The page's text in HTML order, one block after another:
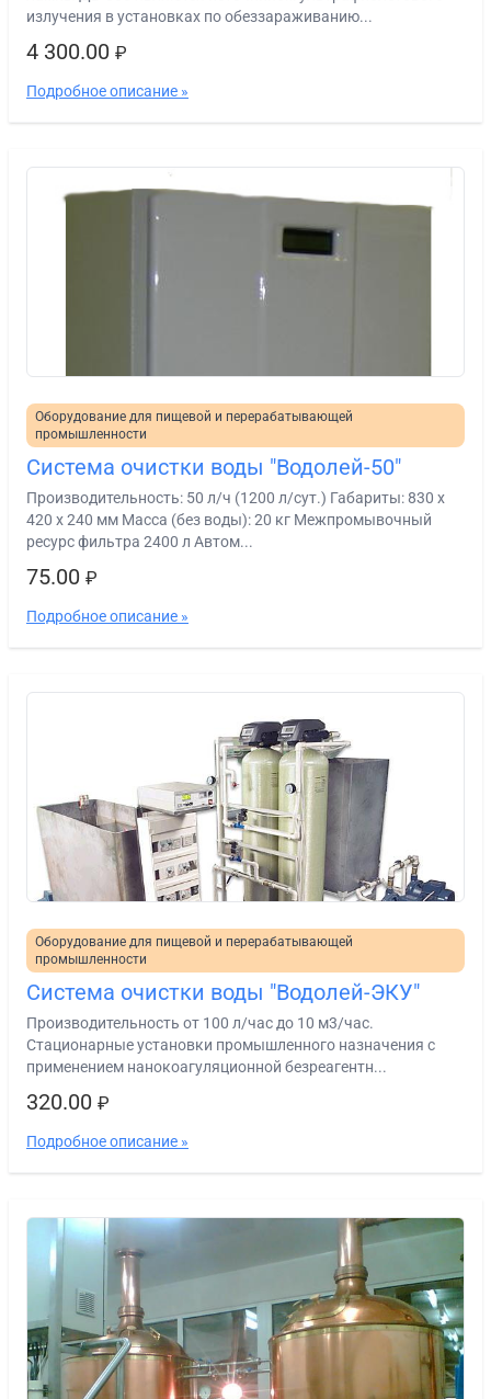
излучения в установках по обеззараживанию...
4 300.00 ₽
Подробное описание »
Оборудование для пищевой и перерабатывающей
промышленности
Система очистки воды "Водолей-50"
Производительность: 50 л/ч (1200 л/сут.) Габариты: 830 х
420 х 240 мм Масса (без воды): 20 кг Межпромывочный
ресурс фильтра 2400 л Автом...
75.00 ₽
Подробное описание »
Оборудование для пищевой и перерабатывающей
промышленности
Система очистки воды "Водолей-ЭКУ"
Производительность от 100 л/час до 10 м3/час.
Стационарные установки промышленного назначения с
применением нанокоагуляционной безреагентн...
320.00 ₽
Подробное описание »